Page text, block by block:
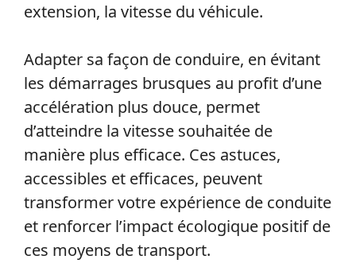
extension, la vitesse du véhicule.
Adapter sa façon de conduire, en évitant
les démarrages brusques au profit d’une
accélération plus douce, permet
d’atteindre la vitesse souhaitée de
manière plus efficace. Ces astuces,
accessibles et efficaces, peuvent
transformer votre expérience de conduite
et renforcer l’impact écologique positif de
ces moyens de transport.